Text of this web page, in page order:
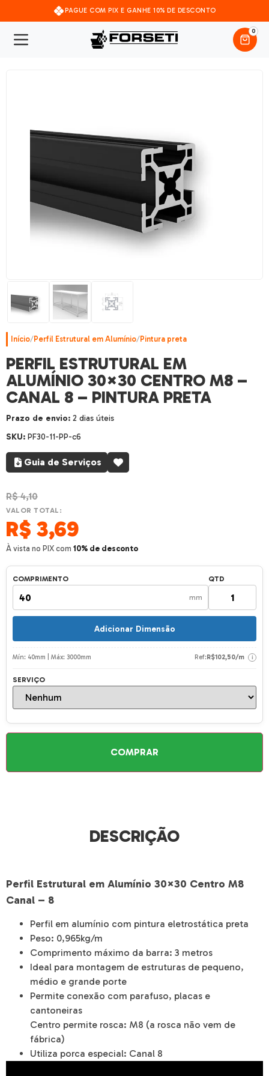
PAGUE COM PIX E GANHE 10% DE DESCONTO
0
Início/Perfil Estrutural em Alumínio/Pintura preta
PERFIL ESTRUTURAL EM
ALUMÍNIO 30×30 CENTRO M8 –
CANAL 8 – PINTURA PRETA
Prazo de envio: 2 dias úteis
SKU: PF30-11-PP-c6
Guia de Serviços
R$4,10
VALOR TOTAL:
R$ 3,69
À vista no PIX com 10% de desconto
COMPRIMENTO
mm
QTD
Adicionar Dimensão
Mín: 40mm | Máx: 3000mm Ref:R$102,50/m i
SERVIÇO
COMPRAR
DESCRIÇÃO
Perfil Estrutural em Alumínio 30×30 Centro M8
Canal – 8
Perfil em alumínio com pintura eletrostática preta
Peso: 0,965kg/m
Comprimento máximo da barra: 3 metros
Ideal para montagem de estruturas de pequeno,
médio e grande porte
Permite conexão com parafuso, placas e
cantoneiras
Centro permite rosca: M8 (a rosca não vem de
fábrica)
Utiliza porca especial: Canal 8